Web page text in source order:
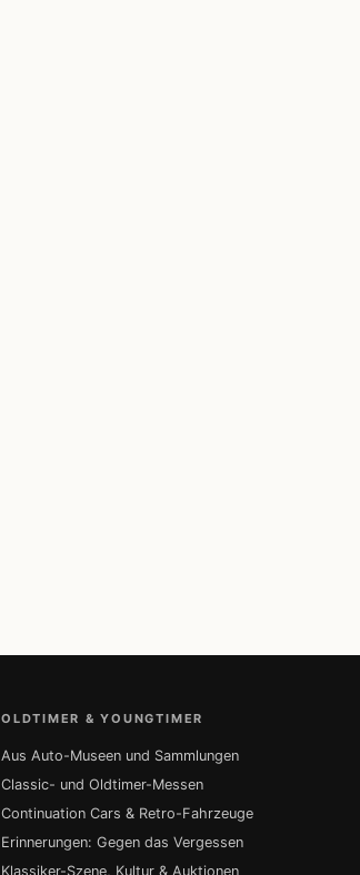
OLDTIMER & YOUNGTIMER
Aus Auto-Museen und Sammlungen
Classic- und Oldtimer-Messen
Continuation Cars & Retro-Fahrzeuge
Erinnerungen: Gegen das Vergessen
Klassiker-Szene, Kultur & Auktionen